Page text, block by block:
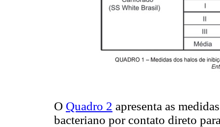
O Quadro 2 apresenta as
bacteriano por contato direto